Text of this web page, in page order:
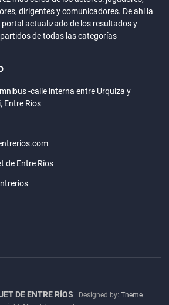
dirigentes y comunicadores. De ahi la
actualizado de los resultados y
de todas las categorías
-calle interna entre Urquiza y
Entre Ríos
de Entre Ríos
DE ENTRE RÍOS | Designed by:Theme